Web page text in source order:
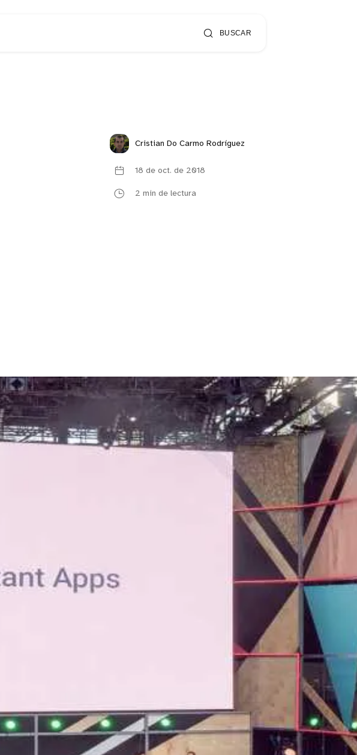
BUSCAR
Cristian Do Carmo Rodríguez
18 de oct. de 2018
2 min de lectura